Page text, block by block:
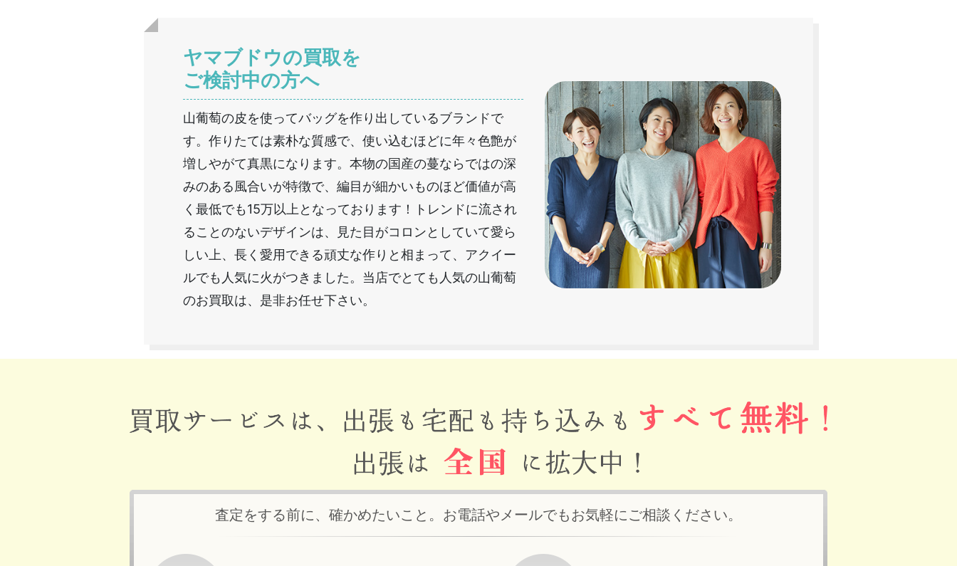
ヤマブドウの買取を
ご検討中の方へ
山葡萄の皮を使ってバッグを作り出しているブランドで
す。作りたては素朴な質感で、使い込むほどに年々色艶が
増しやがて真黒になります。本物の国産の蔓ならではの深
みのある風合いが特徴で、編目が細かいものほど価値が高
く最低でも15万以上となっております！トレンドに流され
ることのないデザインは、見た目がコロンとしていて愛ら
しい上、長く愛用できる頑丈な作りと相まって、アクイー
ルでも人気に火がつきました。当店でとても人気の山葡萄
のお買取は、是非お任せ下さい。
査定をする前に、確かめたいこと。お電話やメールでもお気軽にご相談ください。